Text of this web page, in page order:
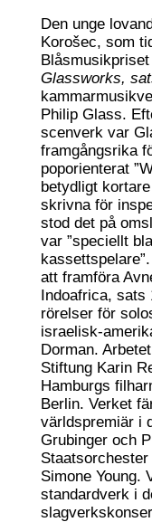
Den unge
Korošec, som
Glassworks,
Philip Glass.
scenverk var
framgångsrika
poporienterat
betydligt
skrivna för
stod det på
var ”speciellt
att framföra
Indoafrica, sats
rörelser för
israelisk-
Dorman.
Stiftung Karin
Hamburgs
Berlin. Verket
världspremiär i
Grubinger och
Simone Young.
standardverk i